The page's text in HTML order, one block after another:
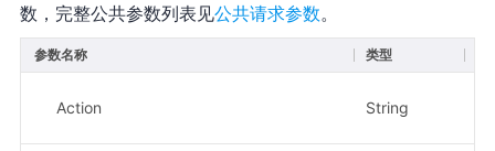
数，完整公共参数列表见公共请求参数。
参数名称 类型
Action String